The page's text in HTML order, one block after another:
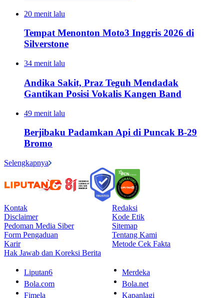
20 menit lalu
Tempat Menonton Moto3 Inggris 2026 di
Silverstone
34 menit lalu
Andika Sakit, Praz Teguh Mendadak
Gantikan Posisi Vokalis Kangen Band
49 menit lalu
Berjibaku Padamkan Api di Puncak B-29
Bromo
Selengkapnya
Kontak
Redaksi
Disclaimer
Kode Etik
Pedoman Media Siber
Sitemap
Form Pengaduan
Tentang Kami
Karir
Metode Cek Fakta
Hak Jawab dan Koreksi Berita
Liputan6
Merdeka
Bola.com
Bola.net
Fimela
Kapanlagi